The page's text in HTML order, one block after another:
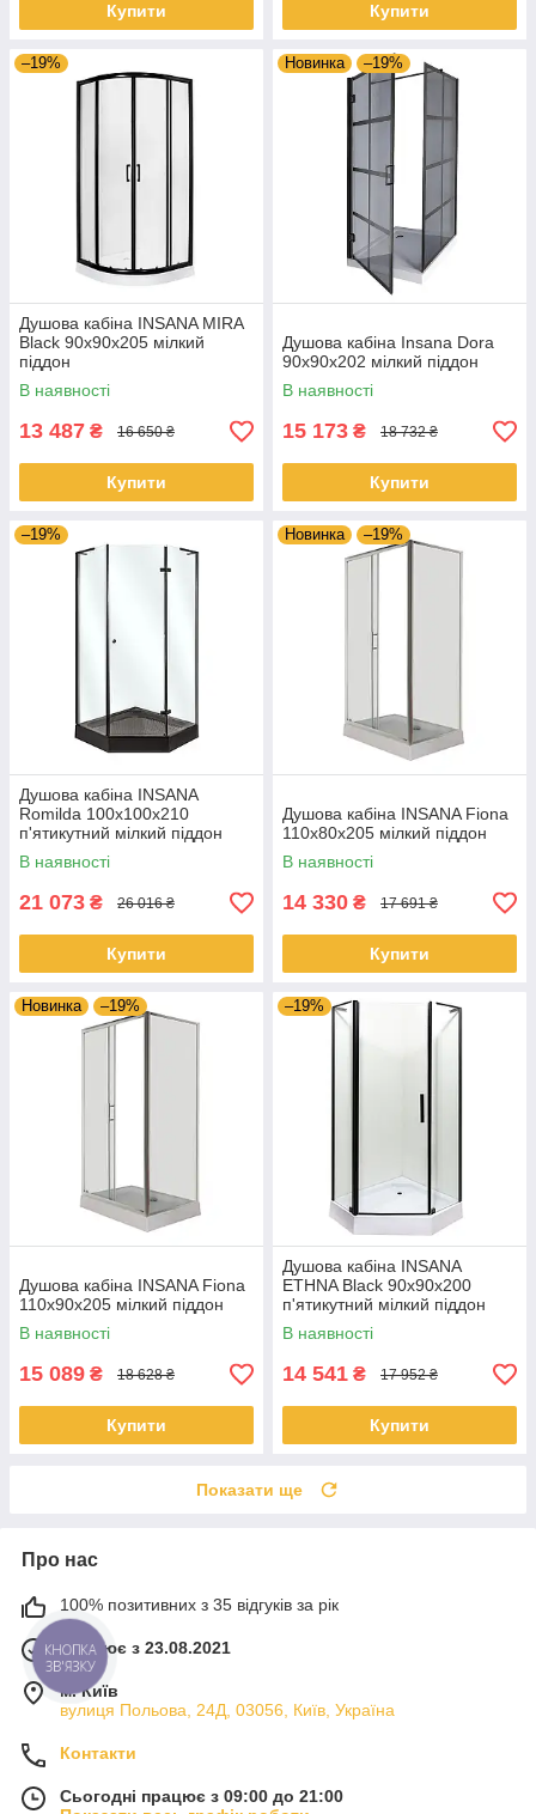
Купити Купити
–19%
Душова кабіна INSANA MIRA
Black 90x90x205 мілкий
піддон
В наявності
13 487 ₴ 16 650 ₴
Купити
Новинка –19%
Душова кабіна Insana Dora
90x90x202 мілкий піддон
В наявності
15 173 ₴ 18 732 ₴
Купити
–19%
Душова кабіна INSANA
Romilda 100x100x210
п'ятикутний мілкий піддон
В наявності
21 073 ₴ 26 016 ₴
Купити
Новинка –19%
Душова кабіна INSANA Fiona
110x80x205 мілкий піддон
В наявності
14 330 ₴ 17 691 ₴
Купити
Новинка –19%
Душова кабіна INSANA Fiona
110x90x205 мілкий піддон
В наявності
15 089 ₴ 18 628 ₴
Купити
–19%
Душова кабіна INSANA
ETHNA Black 90х90х200
п'ятикутний мілкий піддон
В наявності
14 541 ₴ 17 952 ₴
Купити
Показати ще
Про нас
100% позитивних з 35 відгуків за рік
Працює з 23.08.2021
м. Київ
вулиця Польова, 24Д, 03056, Київ, Україна
Контакти
Сьогодні працює з 09:00 до 21:00
КНОПКА
ЗВ'ЯЗКУ